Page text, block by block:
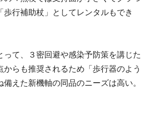
行補助杖」としてレンタルもでき
て、３密回避や感染予防策を講じた
からも推奨されるため「歩行器のよう
えた新機軸の同品のニーズは高い。